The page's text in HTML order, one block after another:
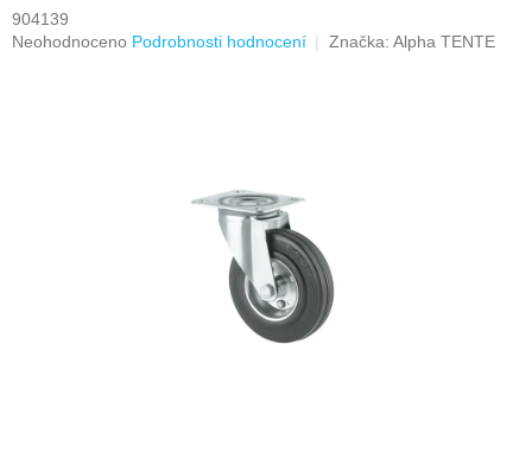
904139
Průměrné
Neohodnoceno Podrobnosti hodnocení Značka: Alpha TENTE